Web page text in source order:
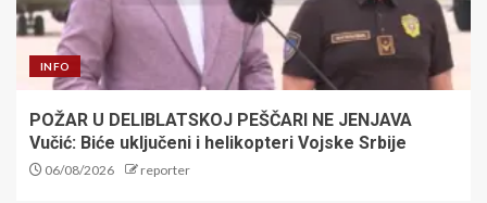
INFO
POŽAR U DELIBLATSKOJ PEŠČARI NE JENJAVA
Vučić: Biće uključeni i helikopteri Vojske Srbije
06/08/2026 reporter